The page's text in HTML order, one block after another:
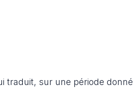
traduit, sur une période